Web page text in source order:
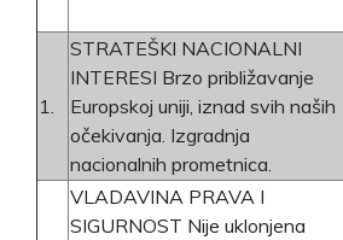
1.
STRATEŠKI NACIONALNI
INTERESI Brzo približavanje
Europskoj uniji, iznad svih naših
očekivanja. Izgradnja
nacionalnih prometnica.
VLADAVINA PRAVA I
SIGURNOST Nije uklonjena